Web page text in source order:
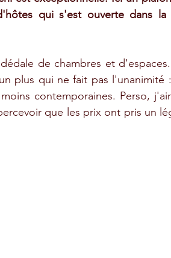
qui s'est ouverte dans la
de chambres et
plus qui ne fait pas l'unanimité
contemporaines. Perso,
que les prix ont pris un